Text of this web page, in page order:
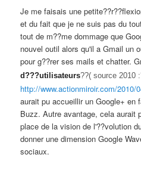
Je me faisais une
et du fait que je ne suis pas du
tout de m??me dommage que
nouvel outil alors qu'il a Gmail un
pour g??rer ses mails et chatter.
d???utilisateurs??( source 2010
http://www.actionmiroir.com/2010/
aurait pu accueillir un Google+ en
Buzz. Autre avantage, cela aurait
place de la vision de l'??volution
donner une dimension Google
sociaux.